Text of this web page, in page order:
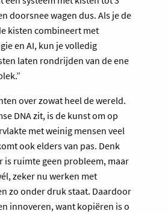
doorsnee wagen dus. Als je de
kisten combineert met
en AI, kun je volledig
laten rondrijden van de ene
over zowat heel de wereld.
DNA zit, is de kunst om op
met weinig mensen veel
ook elders van pas. Denk
is ruimte geen probleem, maar
zeker nu werken met
zo onder druk staat. Daardoor
innoveren, want kopiëren is o